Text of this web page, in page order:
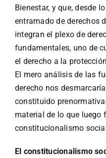
Bienestar, y que, desde
entramado de derechos
integran el plexo de
fundamentales, uno de
el derecho a la
El mero análisis de las
derecho nos
constituido
material de lo que luego
constitucionalismo social
El constitucionalismo